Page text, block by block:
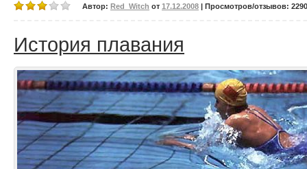
Автор: Red_Witch от 17.12.2008 | Просмотров/отзывов:
История плавания